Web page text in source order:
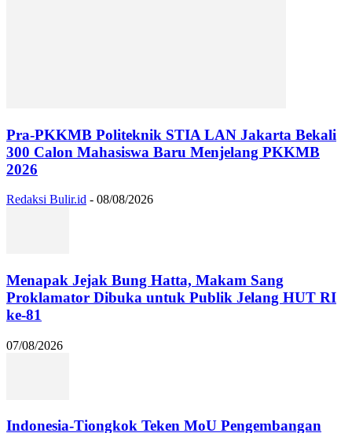
Pra-PKKMB Politeknik STIA LAN Jakarta Bekali
300 Calon Mahasiswa Baru Menjelang PKKMB
2026
Redaksi Bulir.id - 08/08/2026
Menapak Jejak Bung Hatta, Makam Sang
Proklamator Dibuka untuk Publik Jelang HUT RI
ke-81
07/08/2026
Indonesia-Tiongkok Teken MoU Pengembangan